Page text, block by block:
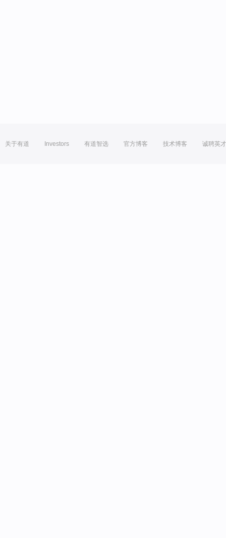
关于有道 Investors 有道智选 官方博客 技术博客 诚聘英才